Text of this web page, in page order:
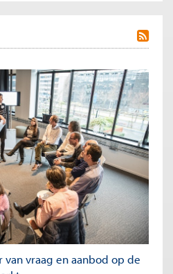
van vraag en aanbod op de